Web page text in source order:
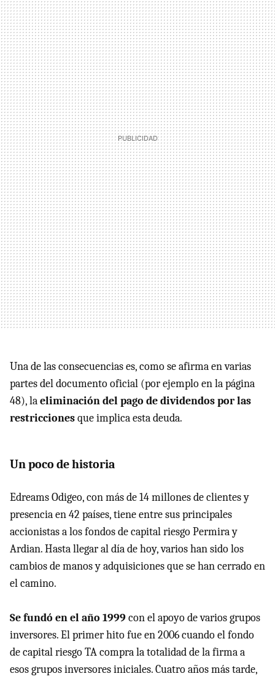
Una de las consecuencias es, como se afirma en varias
partes del documento oficial (por ejemplo en la página
48), laeliminación del pago de dividendos por las
restriccionesque implica esta deuda.
Un poco de historia
Edreams Odigeo, con más de 14 millones de clientes y
presencia en 42 países, tiene entre sus principales
accionistas a los fondos de capital riesgo Permira y
Ardian. Hasta llegar al día de hoy, varios han sido los
cambios de manos y adquisiciones que se han cerrado en
el camino.
Se fundó en el año 1999con el apoyo de varios grupos
inversores. El primer hito fue en 2006 cuando el fondo
de capital riesgo TA compra la totalidad de la firma a
esos grupos inversores iniciales. Cuatro años más tarde,